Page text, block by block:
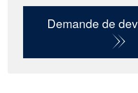
Demande de